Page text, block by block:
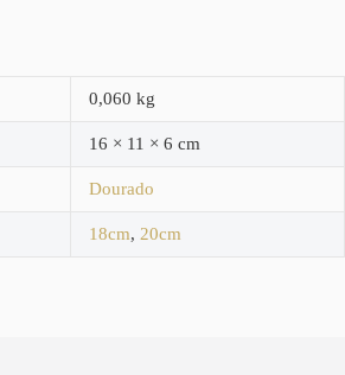
0,060 kg
16 × 11 × 6 cm
Dourado
18cm, 20cm